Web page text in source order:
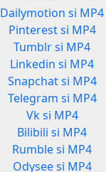
Dailymotion si MP4
Pinterest si MP4
Tumblr si MP4
Linkedin si MP4
Snapchat si MP4
Telegram si MP4
Vk si MP4
Bilibili si MP4
Rumble si MP4
Odysee si MP4